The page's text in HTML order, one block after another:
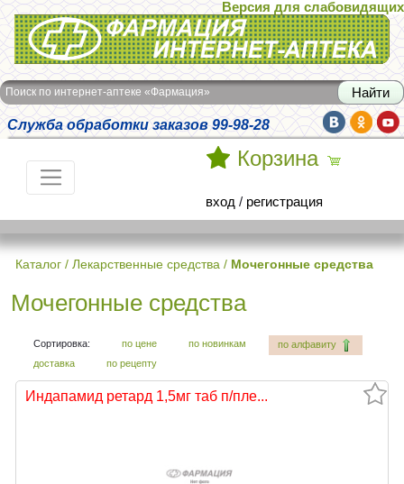
Интернет-аптека Фармация
Версия для слабовидящих
Поиск по интернет-аптеке «Фармация»
Служба обработки заказов 99-98-28
Корзина
вход / регистрация
Каталог / Лекарственные средства / Мочегонные средства
Мочегонные средства
Сортировка: по цене по новинкам
по алфавиту
доставка
по рецепту
Индапамид ретард 1,5мг таб п/пле...